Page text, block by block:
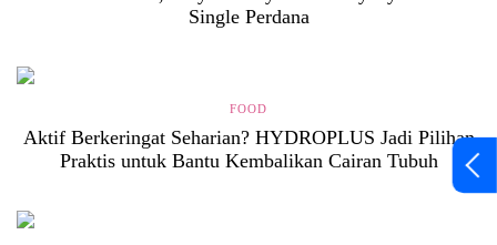
Single Perdana
FOOD
Aktif Berkeringat Seharian? HYDROPLUS Jadi Pilihan
Praktis untuk Bantu Kembalikan Cairan Tubuh